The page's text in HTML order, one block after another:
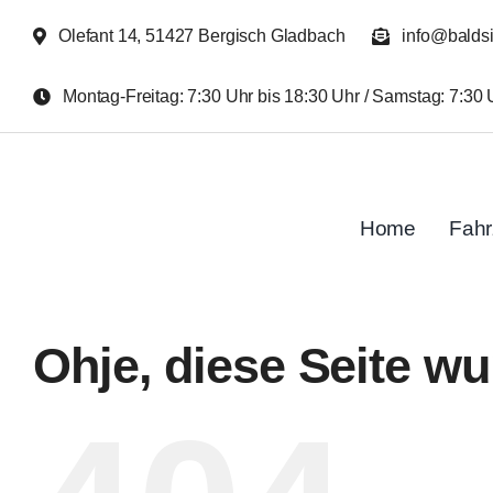
Inhalt
Olefant 14, 51427 Bergisch Gladbach
Montag-Freitag: 7:30 Uhr bis 18:30 Uhr / Samstag: 7:30
Home
Ohje, diese Seite